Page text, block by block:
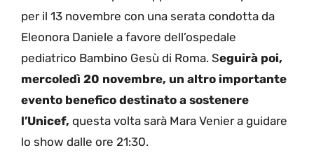
per il 13 novembre con una serata condotta da
Eleonora Daniele a favore dell’ospedale
pediatrico Bambino Gesù di Roma. Seguirà poi,
mercoledì 20 novembre, un altro importante
evento benefico destinato a sostenere
l’Unicef, questa volta sarà Mara Venier a guidare
lo show dalle ore 21:30.